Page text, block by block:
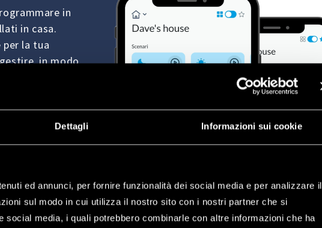
Dettagli Informazioni sui cookie
ed annunci, per fornire funzionalità dei social media e per analizzare il
sul modo in cui utilizza il nostro sito con i nostri partner che si
social media, i quali potrebbero combinarle con altre informazioni che ha
in
in casa.
per la tua
in modo